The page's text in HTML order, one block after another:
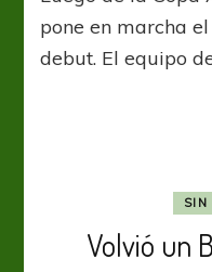
pone en marcha
debut. El equipo
Volvió un